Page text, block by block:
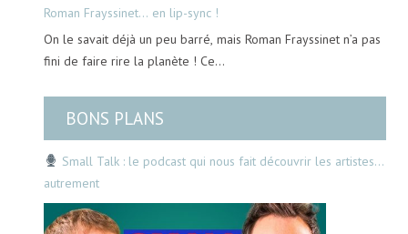
Roman Frayssinet… en lip-sync !
On le savait déjà un peu barré, mais Roman Frayssinet n’a pas
fini de faire rire la planète ! Ce…
BONS PLANS
Small Talk : le podcast qui nous fait découvrir les artistes…
autrement